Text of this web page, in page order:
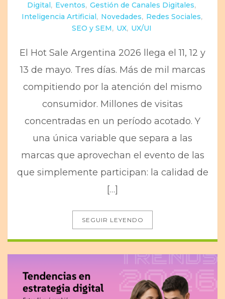
Digital, Eventos, Gestión de Canales Digitales,
Inteligencia Artificial, Novedades, Redes Sociales,
SEO y SEM, UX, UX/UI
El Hot Sale Argentina 2026 llega el 11, 12 y
13 de mayo. Tres días. Más de mil marcas
compitiendo por la atención del mismo
consumidor. Millones de visitas
concentradas en un período acotado. Y
una única variable que separa a las
marcas que aprovechan el evento de las
que simplemente participan: la calidad de
[…]
SEGUIR LEYENDO